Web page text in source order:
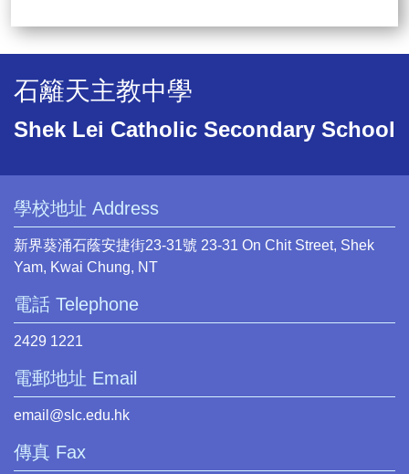
石籬天主教中學
Shek Lei Catholic Secondary School
學校地址 Address
新界葵涌石蔭安捷街23-31號 23-31 On Chit Street, Shek
Yam, Kwai Chung, NT
電話 Telephone
2429 1221
電郵地址 Email
email@slc.edu.hk
傳真 Fax